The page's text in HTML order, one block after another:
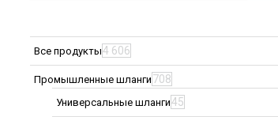
Все продукты4 606
Промышленные шланги 708
Универсальные шланги45